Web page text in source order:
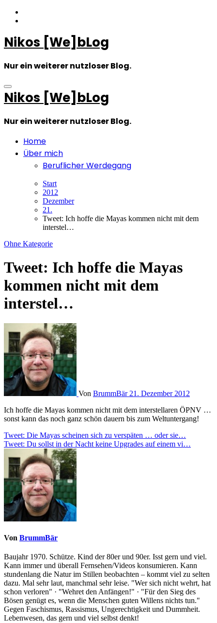
Zum
Inhalt
Nikos [We]bLog
Nur ein weiterer nutzloser Blog.
Nikos [We]bLog
Nur ein weiterer nutzloser Blog.
Home
Über mich
Beruflicher Werdegang
Start
2012
Dezember
21.
Tweet: Ich hoffe die Mayas kommen nicht mit dem
interstel…
Ohne Kategorie
Tweet: Ich hoffe die Mayas
kommen nicht mit dem
interstel…
Von BrummBär 21. Dezember 2012
Ich hoffe die Mayas kommen nicht mit dem interstellaren ÖPNV …
sonst kann das noch ganz schön dauern bis zum Weltuntergang!
Beitragsnavigation
Tweet: Die Mayas scheinen sich zu verspäten … oder sie…
Tweet: Du sollst in der Nacht keine Upgrades auf einem vi…
Von BrummBär
Baujahr 1970. Schütze. Kind der 80er und 90er. Isst gern und viel.
Kann immer und überall Fernsehen/Videos konsumieren. Kann
stundenlang die Natur im Stillen beobachten – kommt viel zu selten
dazu. Mal sehr laut, manchmal sehr leise. "Wer sich nicht wehrt, hat
schon verloren" · "Wehret den Anfängen!" · "Für den Sieg des
Bösen genügt es, wenn die Menschen guten Willens nichts tun."
Gegen Faschismus, Rassismus, Ungerechtigkeit und Dummheit.
Lebenwesen, das gern und viel selbst denkt!